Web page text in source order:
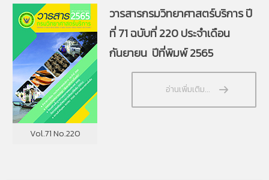
Vol.71 No.220
วารสารกรมวิทยาศาสตร์บริการ ปี
ที่ 71 ฉบับที่ 220 ประจำเดือน
กันยายน ปีที่พิมพ์ 2565
อ่านเพิ่มเติม...